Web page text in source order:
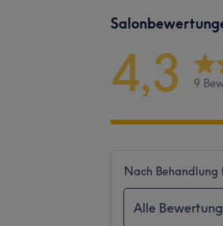
4,3 9
Nach Behandlung
Alle